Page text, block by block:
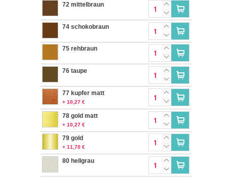
72 mittelbraun
74 schokobraun
75 rehbraun
76 taupe
77 kupfer matt
+ 10,27 €
78 gold matt
+ 10,27 €
79 gold
+ 11,70 €
80 hellgrau